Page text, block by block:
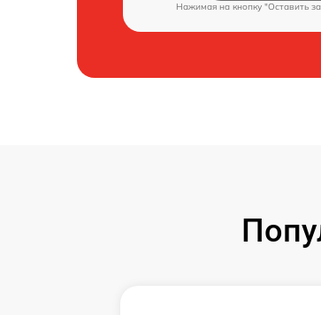
Нажимая на кнопку "Оставить